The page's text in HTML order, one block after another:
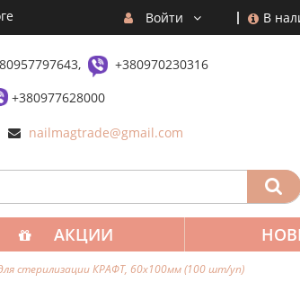
В
Войти
+380970230316
+380977628000
nailmagtrade@gmail.com
АКЦИИ
стерилизации КРАФТ, 60х100мм (100 шт/уп)